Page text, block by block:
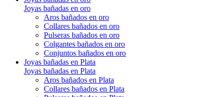
Joyas bañadas en oro
Aros bañados en oro
Collares bañados en oro
Pulseras bañados en oro
Colgantes bañados en oro
Conjuntos bañados en oro
Joyas bañadas en Plata
Joyas bañadas en Plata
Aros bañados en Plata
Collares bañados en Plata